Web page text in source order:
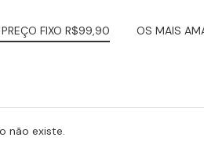
FIXO R$99,90 OS MAIS
não existe.